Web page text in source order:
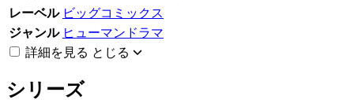
レーベル ビッグコミックス
ジャンル ヒューマンドラマ
詳細を見る とじる
シリーズ